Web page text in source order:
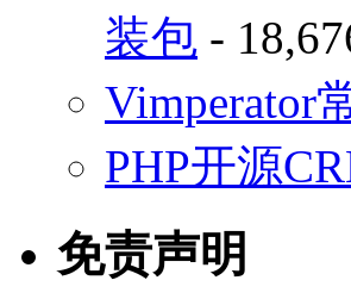
装包 -
Vimperator
PHP开源
免责声明